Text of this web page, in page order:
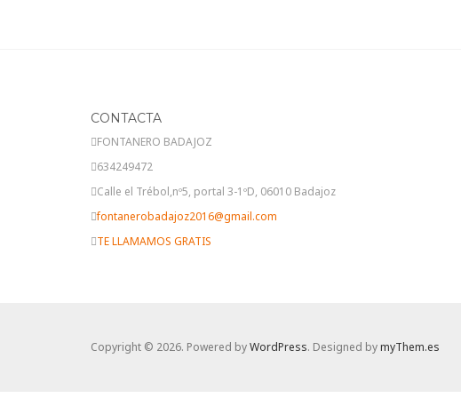
CONTACTA
FONTANERO BADAJOZ
634249472
Calle el Trébol,nº5, portal 3-1ºD, 06010 Badajoz
fontanerobadajoz2016@gmail.com
TE LLAMAMOS GRATIS
Copyright © 2026. Powered byWordPress. Designed bymyThem.es